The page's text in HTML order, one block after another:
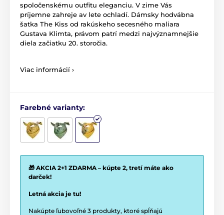
spoločenskému outfitu eleganciu. V zime Vás
príjemne zahreje av lete ochladí. Dámsky hodvábna
šatka The Kiss od rakúskeho secesného maliara
Gustava Klimta, právom patrí medzi najvýznamnejšie
diela začiatku 20. storočia.
Viac informácií ›
Farebné varianty:
🎁 AKCIA 2+1 ZDARMA – kúpte 2, tretí máte ako
darček!
Letná akcia je tu!
Nakúpte ľubovoľné 3 produkty, ktoré spĺňajú